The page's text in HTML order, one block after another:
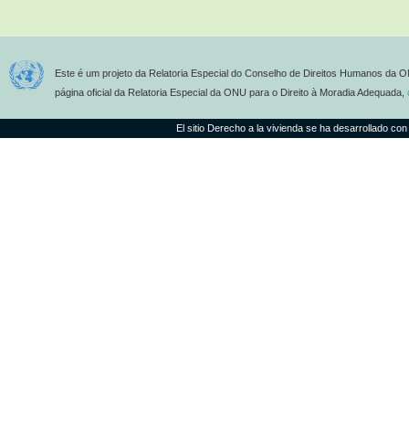
Este é um projeto da Relatoria Especial do Conselho de Direitos Humanos da
página oficial da Relatoria Especial da ONU para o Direito à Moradia Adequada,
El sitio Derecho a la vivienda se ha desarrollado